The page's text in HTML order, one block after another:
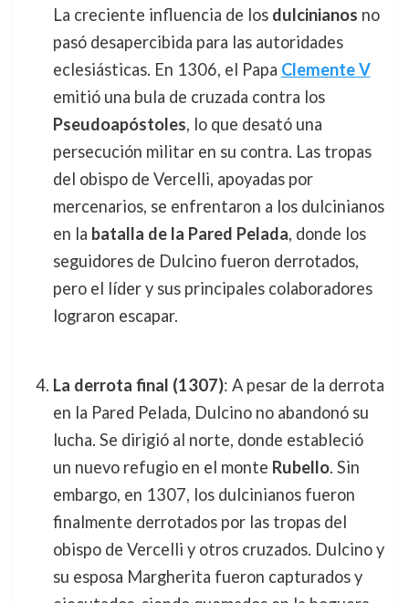
La creciente influencia de los dulcinianos no
pasó desapercibida para las autoridades
eclesiásticas. En 1306, el Papa Clemente V
emitió una bula de cruzada contra los
Pseudoapóstoles, lo que desató una
persecución militar en su contra. Las tropas
del obispo de Vercelli, apoyadas por
mercenarios, se enfrentaron a los dulcinianos
en la batalla de la Pared Pelada, donde los
seguidores de Dulcino fueron derrotados,
pero el líder y sus principales colaboradores
lograron escapar.
La derrota final (1307): A pesar de la derrota
en la Pared Pelada, Dulcino no abandonó su
lucha. Se dirigió al norte, donde estableció
un nuevo refugio en el monte Rubello. Sin
embargo, en 1307, los dulcinianos fueron
finalmente derrotados por las tropas del
obispo de Vercelli y otros cruzados. Dulcino y
su esposa Margherita fueron capturados y